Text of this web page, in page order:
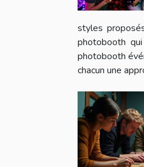
styles
photobooth
photobooth
chacun une